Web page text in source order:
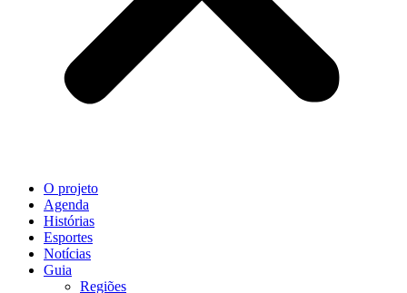
O projeto
Agenda
Histórias
Esportes
Notícias
Guia
Regiões